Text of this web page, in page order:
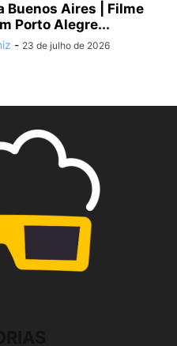
Buenos Aires | Filme
Porto Alegre...
- 23 de julho de 2026